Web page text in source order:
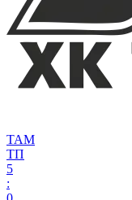
ТАМ
ТП
5
: